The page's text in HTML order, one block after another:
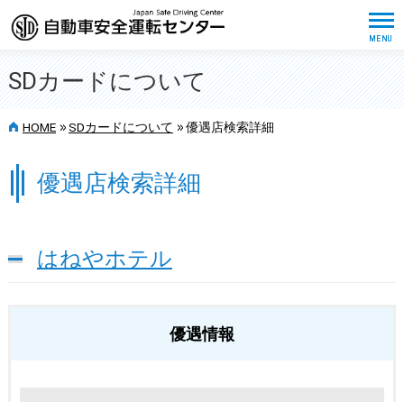
SDカードについて
HOME >> SDカードについて >> 優遇店検索詳細
優遇店検索詳細
はねやホテル
優遇情報